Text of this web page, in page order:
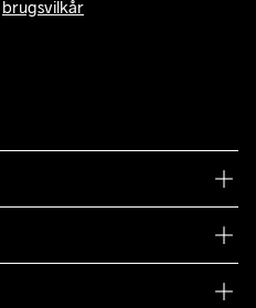
brugsvilkår